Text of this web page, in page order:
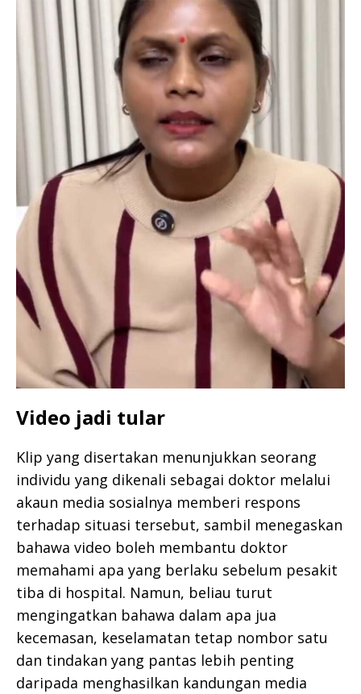
Video jadi tular
Klip yang disertakan menunjukkan seorang
individu yang dikenali sebagai doktor melalui
akaun media sosialnya memberi respons
terhadap situasi tersebut, sambil menegaskan
bahawa video boleh membantu doktor
memahami apa yang berlaku sebelum pesakit
tiba di hospital. Namun, beliau turut
mengingatkan bahawa dalam apa jua
kecemasan, keselamatan tetap nombor satu
dan tindakan yang pantas lebih penting
daripada menghasilkan kandungan media